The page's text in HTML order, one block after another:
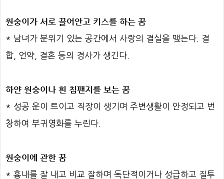
원숭이가 서로 끌어안고 키스를 하는 꿈
* 남녀가 분위기 있는 공간에서 사랑의 결실을 맺는다. 결
합, 언약, 결혼 등의 경사가 생긴다.
하얀 원숭이나 흰 침팬지를 보는 꿈
* 성공 운이 트이고 직장이 생기며 주변생활이 안정되고 번
창하여 부귀영화를 누린다.
원숭이에 관한 꿈
* 흉내를 잘 내고 비교 잘하며 독단적이거나 성급하고 질투